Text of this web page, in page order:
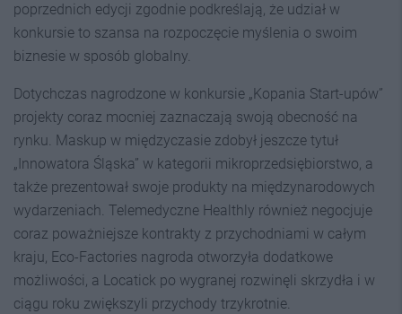
poprzednich edycji zgodnie podkreślają, że udział w
konkursie to szansa na rozpoczęcie myślenia o swoim
biznesie w sposób globalny.
Dotychczas nagrodzone w konkursie „Kopania Start-upów”
projekty coraz mocniej zaznaczają swoją obecność na
rynku. Maskup w międzyczasie zdobył jeszcze tytuł
„Innowatora Śląska” w kategorii mikroprzedsiębiorstwo, a
także prezentował swoje produkty na międzynarodowych
wydarzeniach. Telemedyczne Healthly również negocjuje
coraz poważniejsze kontrakty z przychodniami w całym
kraju, Eco-Factories nagroda otworzyła dodatkowe
możliwości, a Locatick po wygranej rozwinęli skrzydła i w
ciągu roku zwiększyli przychody trzykrotnie.